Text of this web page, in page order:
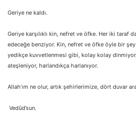
Geriye ne kaldı.
Geriye karşılıklı kin, nefret ve öfke. Her iki taraf
edeceğe benziyor. Kin, nefret ve öfke öyle bir
yedikçe kuvvetlenmesi gibi, kolay kolay
ateşleniyor, harlandıkça harlanıyor.
Allah’ım ne olur, artık şehirlerimize, dört duvar
Vedûd’sun.